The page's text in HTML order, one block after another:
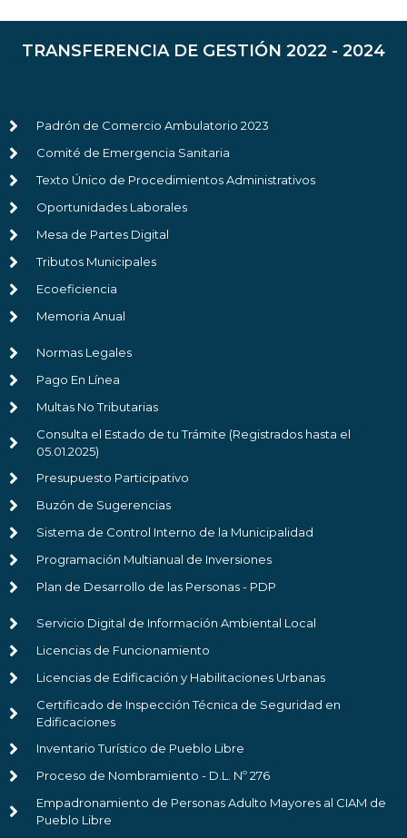
TRANSFERENCIA DE GESTIÓN 2022 - 2024
Padrón de Comercio Ambulatorio 2023
Comité de Emergencia Sanitaria
Texto Único de Procedimientos Administrativos
Oportunidades Laborales
Mesa de Partes Digital
Tributos Municipales
Ecoeficiencia
Memoria Anual
Normas Legales
Pago En Línea
Multas No Tributarias
Consulta el Estado de tu Trámite (Registrados hasta el
05.01.2025)
Presupuesto Participativo
Buzón de Sugerencias
Sistema de Control Interno de la Municipalidad
Programación Multianual de Inversiones
Plan de Desarrollo de las Personas - PDP
Servicio Digital de Información Ambiental Local
Licencias de Funcionamiento
Licencias de Edificación y Habilitaciones Urbanas
Certificado de Inspección Técnica de Seguridad en
Edificaciones
Inventario Turístico de Pueblo Libre
Proceso de Nombramiento - D.L. Nº 276
Empadronamiento de Personas Adulto Mayores al CIAM de
Pueblo Libre